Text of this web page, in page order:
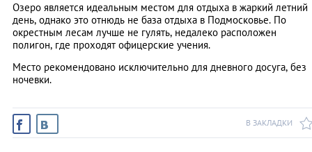
Озеро является идеальным местом для отдыха в жаркий летний
день, однако это отнюдь не база отдыха в Подмосковье. По
окрестным лесам лучше не гулять, недалеко расположен
полигон, где проходят офицерские учения.
Место рекомендовано исключительно для дневного досуга, без
ночевки.
В ЗАКЛАДКИ